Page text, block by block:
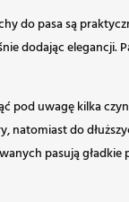
do pasa są
dodając elegancji.
pod uwagę kilka
natomiast do
pasują